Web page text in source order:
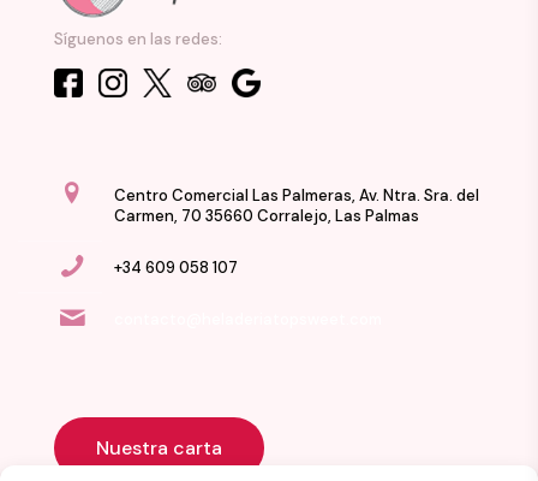
Síguenos en las redes:
Centro Comercial Las Palmeras, Av. Ntra. Sra. del
Carmen, 70 35660 Corralejo, Las Palmas
+34 609 058 107
Nuestra carta